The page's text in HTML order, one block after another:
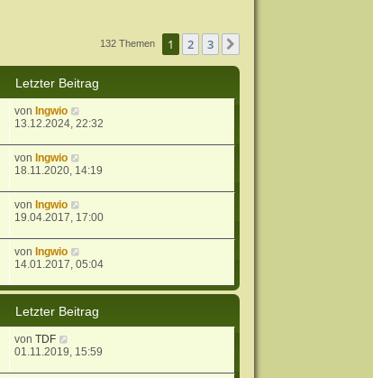
132 Themen 1 2 3
Letzter Beitrag
von Ingwio
13.12.2024, 22:32
von Ingwio
18.11.2020, 14:19
von Ingwio
19.04.2017, 17:00
von Ingwio
14.01.2017, 05:04
Letzter Beitrag
vonTDF
01.11.2019, 15:59